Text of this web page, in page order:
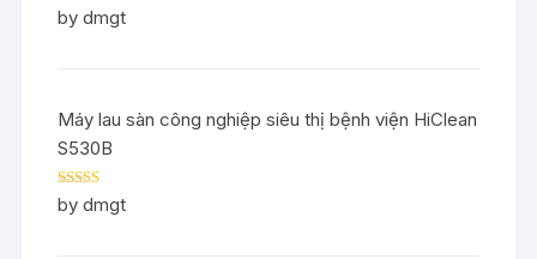
Rated5out
of 5
by dmgt
Máy lau sàn công nghiệp siêu thị bệnh viện HiClean
S530B
Rated5out
of 5
by dmgt